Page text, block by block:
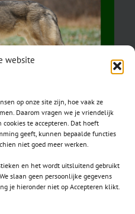
website
op onze site zijn, hoe vaak ze
Daarom vragen we je vriendelijk
te accepteren. Dat hoeft
geeft, kunnen bepaalde functies
niet goed meer werken.
en het wordt uitsluitend gebruikt
slaan geen persoonlijke gegevens
je hieronder niet op Accepteren klikt.